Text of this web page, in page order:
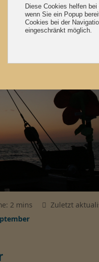
Auf Jeden Fall haben
verbracht
2 mins
Zuletzt